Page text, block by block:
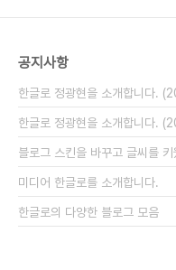
공지사항
한글로 정광현을 소개합니다.
한글로 정광현을 소개합니다.
블로그 스킨을 바꾸고 글씨를
미디어 한글로를 소개합니다.
한글로의 다양한 블로그 모음